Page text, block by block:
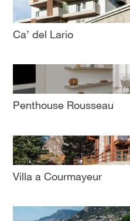
Ca’ del Lario
Penthouse Rousseau
Villa a Courmayeur